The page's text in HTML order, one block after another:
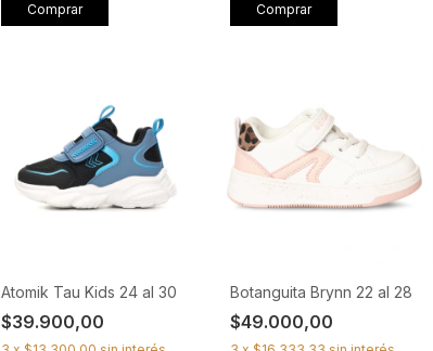
Comprar Comprar
Atomik Tau Kids 24 al 30
$39.900,00
Botanguita Brynn 22 al 28
$49.000,00